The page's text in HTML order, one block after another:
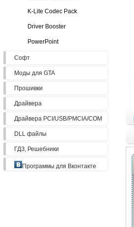
K-Lite Codec Pack
Driver Booster
PowerPoint
Софт
Моды для GTA
Прошивки
Драйвера
Драйвера PCI/USB/PMCIA/COM
DLL файлы
ГДЗ, Решебники
Программы для Вконтакте